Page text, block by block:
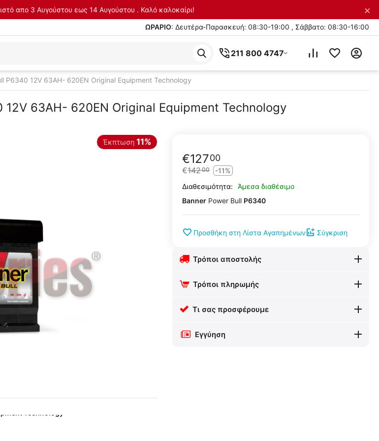
απο 3 Αυγούστου εως 14 Αυγούστου . Καλό καλοκαίρι! ×
ΩΡΑΡΙΟ: Δευτέρα-Παρασκευή: 08:30-19:00 , Σάββατο: 08:30-16:00
211 800 4747
P6340 12V 63AH- 620EN Original Equipment Technology
12V 63AH- 620EN Original Equipment Technology
€12700
€14200
-11%
Διαθεσιμότητα:
Άμεσα διαθέσιμο
Banner Power Bull P6340
Προσθήκη στη Λίστα Αγαπημένων Σύγκριση
Τρόποι αποστολής
Τρόποι πληρωμής
Τι σας προσφέρουμε
Εγγύηση
Technology